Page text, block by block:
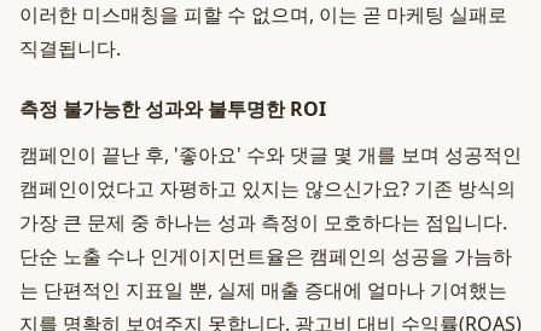
이러한 미스매칭을 피할 수 없으며, 이는 곧 마케팅 실패로
직결됩니다.
측정 불가능한 성과와 불투명한 ROI
캠페인이 끝난 후, '좋아요' 수와 댓글 몇 개를 보며 성공적인
캠페인이었다고 자평하고 있지는 않으신가요? 기존 방식의
가장 큰 문제 중 하나는 성과 측정이 모호하다는 점입니다.
단순 노출 수나 인게이지먼트율은 캠페인의 성공을 가늠하
는 단편적인 지표일 뿐, 실제 매출 증대에 얼마나 기여했는
지를 명확히 보여주지 못합니다. 광고비 대비 수익률(ROAS)